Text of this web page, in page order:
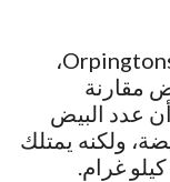
دجاج أوربنجتون يسمى بالإنجليزية Orpingtons،
مقارنة
عدد البيض
ينتجه بشكل سنوي نحو 200 بيضة، ولكنه يمتلك